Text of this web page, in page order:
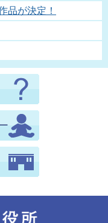
品が決定！